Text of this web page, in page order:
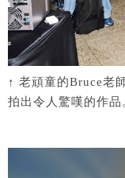
↑ 老頑童的Bruce老
拍出令人驚嘆的作品